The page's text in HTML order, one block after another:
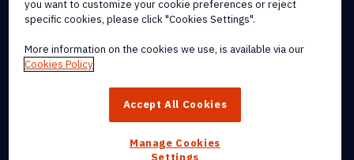
Marken von Nitro Software, Inc. oder seinen verbundenen
you want to customize your cookie preferences or reject
specific cookies, please click "Cookies Settings".
More information on the cookies we use, is available via our
Cookies Policy
Accept All Cookies
Manage Cookies
Settings